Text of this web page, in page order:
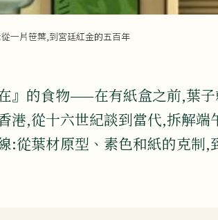
一片笹葉,到宮廷紅金的五百年
』的食物——在有紙盒之前,葉子
港,從十六世紀談到當代,拆解端
:從葉材原型、素色和紙的克制,